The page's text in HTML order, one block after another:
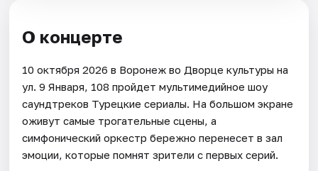
О концерте
10 октября 2026 в Воронеж во Дворце культуры на
ул. 9 Января, 108 пройдет мультимедийное шоу
саундтреков Турецкие сериалы. На большом экране
оживут самые трогательные сцены, а
симфонический оркестр бережно перенесет в зал
эмоции, которые помнят зрители с первых серий.